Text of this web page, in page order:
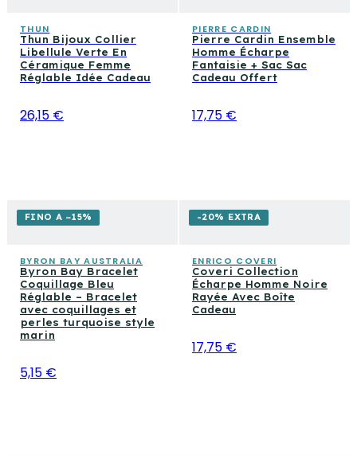
THUN
Thun Bijoux Collier
Libellule Verte En
Céramique Femme
Réglable Idée Cadeau
26,15 €
PIERRE CARDIN
Pierre Cardin Ensemble
Homme Écharpe
Fantaisie + Sac Sac
Cadeau Offert
17,75 €
FINO A −15%
BYRON BAY AUSTRALIA
Byron Bay Bracelet
Coquillage Bleu
Réglable – Bracelet
avec coquillages et
perles turquoise style
marin
5,15 €
-20% EXTRA
ENRICO COVERI
Coveri Collection
Écharpe Homme Noire
Rayée Avec Boîte
Cadeau
17,75 €